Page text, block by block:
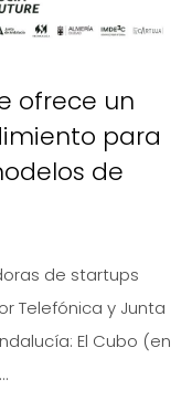
ofrece un
para
de
de startups
Telefónica y Junta
El Cubo (en